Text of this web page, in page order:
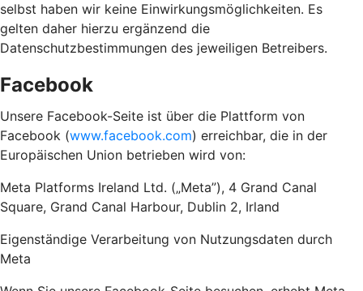
selbst haben wir keine Einwirkungsmöglichkeiten. Es
gelten daher hierzu ergänzend die
Datenschutzbestimmungen des jeweiligen Betreibers.
Facebook
Unsere Facebook-Seite ist über die Plattform von
Facebook (www.facebook.com) erreichbar, die in der
Europäischen Union betrieben wird von:
Meta Platforms Ireland Ltd. („Meta”), 4 Grand Canal
Square, Grand Canal Harbour, Dublin 2, Irland
Eigenständige Verarbeitung von Nutzungsdaten durch
Meta